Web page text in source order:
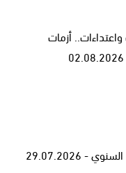
أزمات